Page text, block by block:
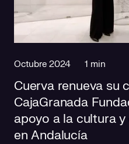
Octubre 2024 1 min
Cuerva renueva su
CajaGranada
apoyo a la cultura
en Andalucía